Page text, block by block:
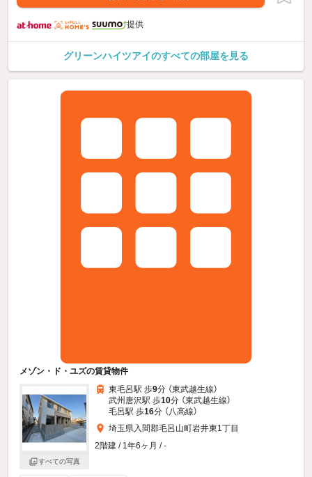
提供
グリーンハイツアイのすべての部屋を見る
メゾン・ド・ユズの賃貸物件
すべての写真
東毛呂駅 歩9分 （東武越生線）
武州唐沢駅 歩10分 （東武越生線）
毛呂駅 歩16分 （八高線）
埼玉県入間郡毛呂山町岩井東1丁目
2階建 / 1年6ヶ月 / -